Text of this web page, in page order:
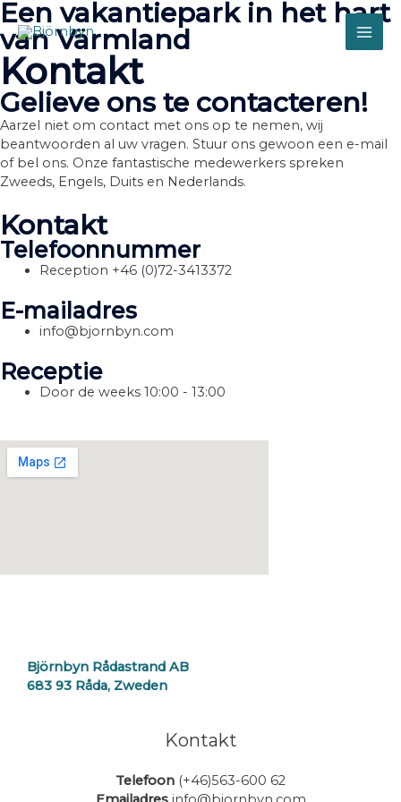
Doorgaan
naar
inhoud
Een vakantiepark in het hart
van Värmland
Kontakt
Gelieve ons te contacteren!
Aarzel niet om contact met ons op te nemen, wij
beantwoorden al uw vragen. Stuur ons gewoon een e-mail
of bel ons. Onze fantastische medewerkers spreken
Zweeds, Engels, Duits en Nederlands.
Kontakt
Telefoonnummer
Reception +46 (0)72-3413372
E-mailadres
info@bjornbyn.com
Receptie
Door de weeks 10:00 - 13:00
Björnbyn Rådastrand AB
683 93 Råda, Zweden
Kontakt
Telefoon (+46)563-600 62